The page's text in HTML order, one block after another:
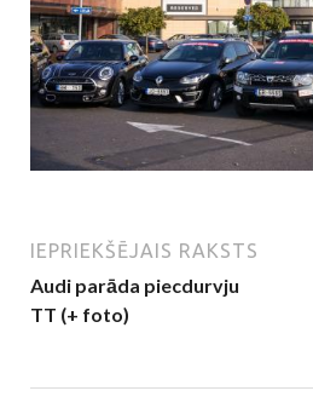
IEPRIEKŠĒJAIS RAKSTS
Audi parāda piecdurvju
TT (+ foto)